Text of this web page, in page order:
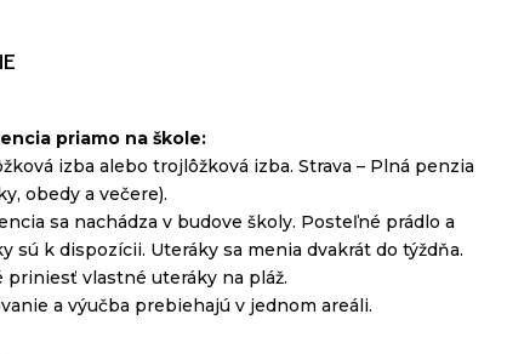
priamo na škole:
izba alebo trojlôžková izba. Strava – Plná penzia
obedy a večere).
sa nachádza v budove školy. Posteľné prádlo a
sú k dispozícii. Uteráky sa menia dvakrát do týždňa.
priniesť vlastné uteráky na pláž.
a výučba prebiehajú v jednom areáli.